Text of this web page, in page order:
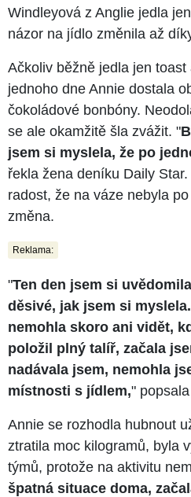
Windleyová z Anglie jedla
názor na jídlo změnila až
Ačkoliv běžně jedla jen
jednoho dne Annie dostala
čokoládové bonbóny.
se ale okamžitě šla zvážit. "
jsem si myslela, že po
řekla žena deníku Daily
radost, že na váze nebyla
změna.
Reklama:
"Ten den jsem si
děsivé, jak jsem si
nemohla skoro ani vidět,
položil plný talíř, začala
nadávala jsem, nemohla
místnosti s jídlem,"
Annie se rozhodla hubnout
ztratila moc kilogramů, byla
týmů, protože na aktivitu
špatná situace doma,